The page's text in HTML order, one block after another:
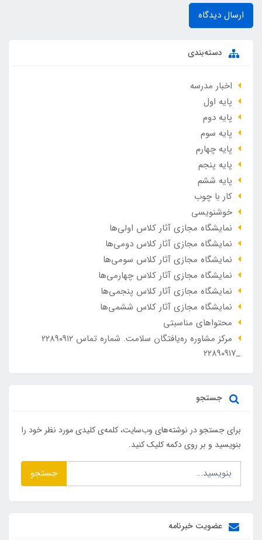
ارسال دیدگاه
دسته‌بندی
اخبار مدرسه
پایه اول
پایه دوم
پایه سوم
پایه چهارم
پایه پنجم
پایه ششم
کار با چوب
خوشنویسی
نمایشگاه مجازی آثار کلاس اولی‌ها
نمایشگاه مجازی آثار کلاس دومی‌ها
نمایشگاه مجازی آثار کلاس سومی‌ها
نمایشگاه مجازی آثار کلاس چهارمی‌ها
نمایشگاه مجازی آثار کلاس پنجمی‌ها
نمایشگاه مجازی آثار کلاس ششمی‌ها
محتواهای مناسبتی
مرکز مشاوره ره‌یافتگان سلامت. شماره تماس ۲۲۸۹۰۹۱۲
_۲۲۸۹۰۹۱۷
جستجو
برای جستجو در نوشته‌های وب‌سایت، کلمه‌ی کلیدی مورد نظر خود را
بنویسید و بر روی دکمه کلیک کنید.
جستجو
عضویت خبرنامه